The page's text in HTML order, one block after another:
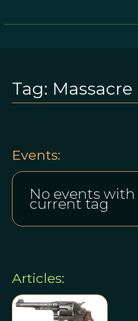
Tag: Massacre
Events:
No events
current tag
Articles: